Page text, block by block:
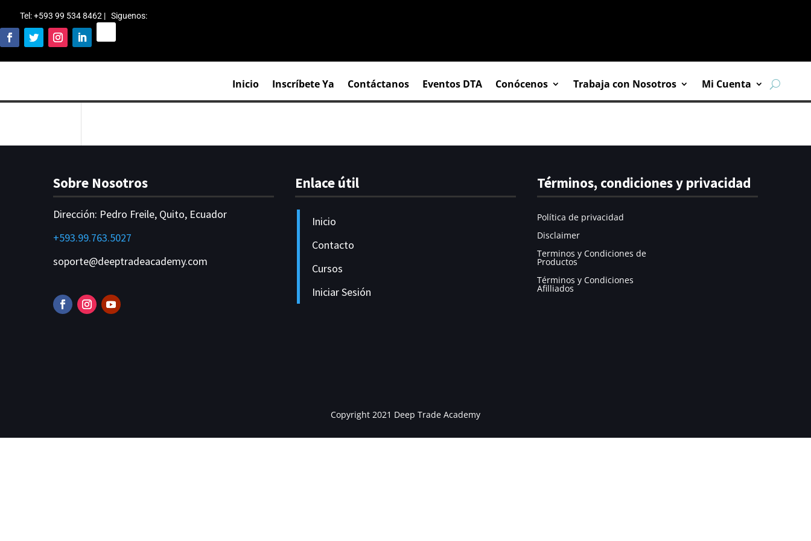
Tel: +593 99 534 8462 | Siguenos:
Inicio Inscríbete Ya Contáctanos Eventos DTA Conócenos Trabaja con Nosotros Mi Cuenta
Sobre Nosotros
Dirección: Pedro Freile, Quito, Ecuador
+593.99.763.5027
soporte@deeptradeacademy.com
Enlace útil
Inicio
Contacto
Cursos
Iniciar Sesión
Términos, condiciones y privacidad
Política de privacidad
Disclaimer
Terminos y Condiciones de
Productos
Términos y Condiciones
Afilliados
Copyright 2021 Deep Trade Academy